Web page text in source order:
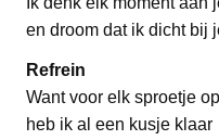
en droom dat ik dicht bij
Refrein
Want voor elk sproetje
heb ik al een kusje klaar